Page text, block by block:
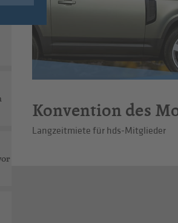
Konvention des
Langzeitmiete für hds-Mitglieder